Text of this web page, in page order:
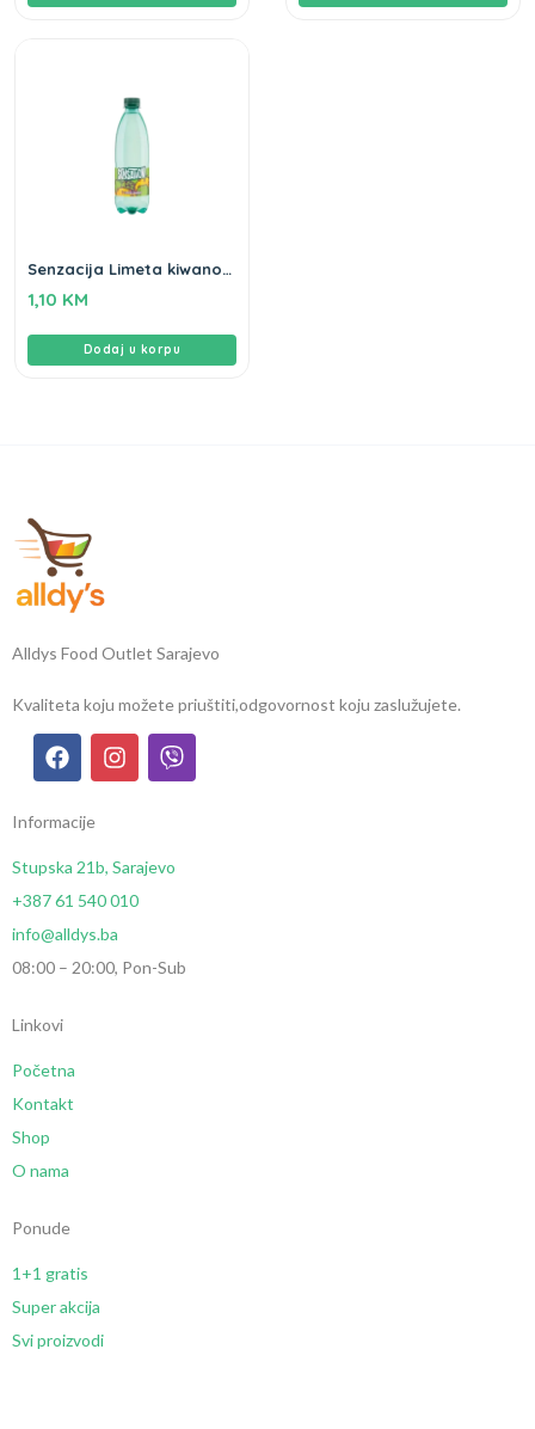
Senzacija Limeta kiwano
1,10 KM
Dodaj u korpu
Alldys Food Outlet Sarajevo
Kvaliteta koju možete priuštiti,odgovornost koju zaslužujete.
Informacije
Stupska 21b, Sarajevo
+387 61 540 010
info@alldys.ba
08:00 – 20:00, Pon-Sub
Linkovi
Početna
Kontakt
Shop
O nama
Ponude
1+1 gratis
Super akcija
Svi proizvodi